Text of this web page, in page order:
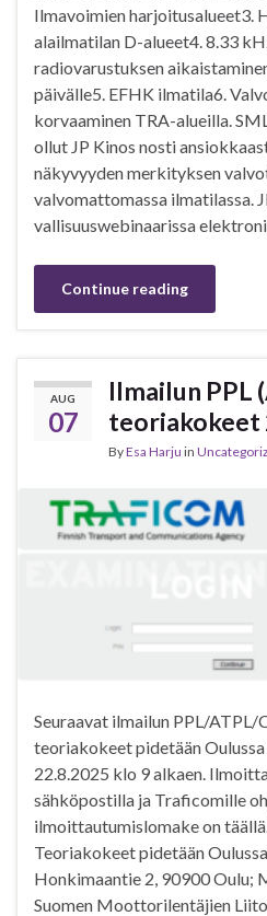
Ilmavoimien harjoitusalueet3.
alailmatilan D-alueet4. 8.33
radiovarustuksen
päivälle5. EFHK ilmatila6.
korvaaminen TRA-alueilla.
ollut JP Kinos nosti
näkyvyyden merkityksen
valvomattomassa ilmatilassa.
val­li­suus­we­bi­naa­rissa
Continue reading
AUG
07
Ilmailun PPL
teoriakokeet
ByEsa Harju in
Seuraavat ilmailun PPL/ATPL/
teoriakokeet pidetään
22.8.2025 klo 9 alkaen.
sähköpostilla ja Traficomille
ilmoittautumislomake on
Teoriakokeet pidetään
Honkimaantie 2, 90900 Oulu;
Suomen Moottorilentäjien